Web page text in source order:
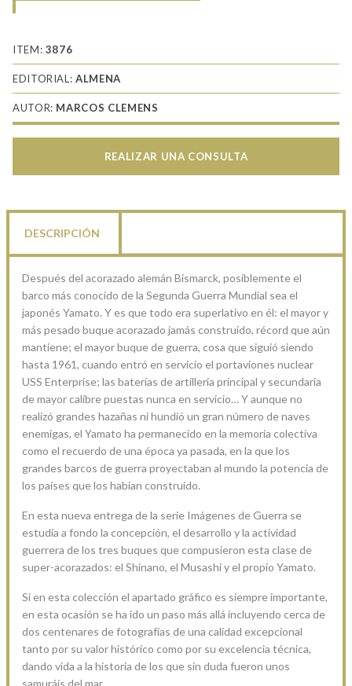
cantidad
ITEM: 3876
EDITORIAL:ALMENA
AUTOR: MARCOS CLEMENS
REALIZAR UNA CONSULTA
DESCRIPCIÓN
Después del acorazado alemán Bismarck, posiblemente el
barco más conocido de la Segunda Guerra Mundial sea el
japonés Yamato. Y es que todo era superlativo en él: el mayor y
más pesado buque acorazado jamás construido, récord que aún
mantiene; el mayor buque de guerra, cosa que siguió siendo
hasta 1961, cuando entró en servicio el portaviones nuclear
USS Enterprise; las baterías de artillería principal y secundaria
de mayor calibre puestas nunca en servicio… Y aunque no
realizó grandes hazañas ni hundió un gran número de naves
enemigas, el Yamato ha permanecido en la memoria colectiva
como el recuerdo de una época ya pasada, en la que los
grandes barcos de guerra proyectaban al mundo la potencia de
los países que los habían construido.
En esta nueva entrega de la serie Imágenes de Guerra se
estudia a fondo la concepción, el desarrollo y la actividad
guerrera de los tres buques que compusieron esta clase de
super-acorazados: el Shinano, el Musashi y el propio Yamato.
Si en esta colección el apartado gráfico es siempre importante,
en esta ocasión se ha ido un paso más allá incluyendo cerca de
dos centenares de fotografías de una calidad excepcional
tanto por su valor histórico como por su excelencia técnica,
dando vida a la historia de los que sin duda fueron unos
samuráis del mar.